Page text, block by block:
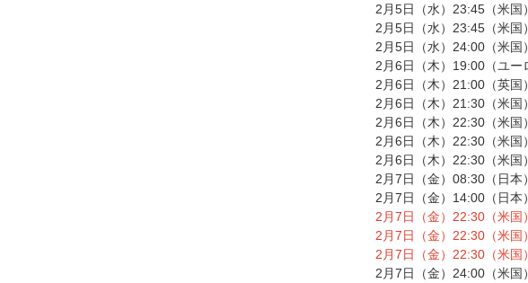
2月5日（水）23:45（米国
2月5日（水）23:45（米国
2月5日（水）24:00（米国
2月6日（木）19:00（ユー
2月6日（木）21:00（英国
2月6日（木）21:30（米国
2月6日（木）22:30（米
2月6日（木）22:30（米国
2月6日（木）22:30（米国
2月7日（金）08:30（日本
2月7日（金）14:00（日本
2月7日（金）22:30（米
2月7日（金）22:30（米国
2月7日（金）22:30（米国
2月7日（金）24:00（米国